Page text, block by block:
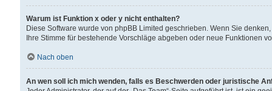
Warum ist Funktion x oder y nicht enthalten?
Diese Software wurde von phpBB Limited geschrieben. Wenn Sie
Ihre Stimme für bestehende Vorschläge abgeben oder neue Funktionen
Nach oben
An wen soll ich mich wenden, falls es Beschwerden oder juristische